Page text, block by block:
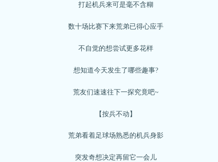
打起机兵来可是毫不含糊
数十场比赛下来荒弟已得心应手
不自觉的想尝试更多花样
想知道今天发生了哪些趣事?
荒友们速速往下一探究竟吧~
【按兵不动】
荒弟看着足球场熟悉的机兵身影
突发奇想决定再留它一会儿